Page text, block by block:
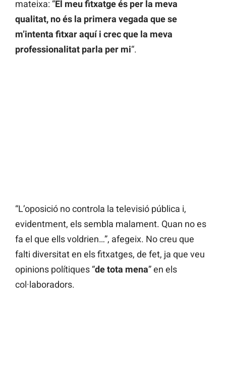
mateixa: “El meu fitxatge és per la meva
qualitat, no és la primera vegada que se
m’intenta fitxar aquí i crec que la meva
professionalitat parla per mi“.
“L’oposició no controla la televisió pública i,
evidentment, els sembla malament. Quan no es
fa el que ells voldrien…”, afegeix. No creu que
falti diversitat en els fitxatges, de fet, ja que veu
opinions polítiques “de tota mena” en els
col·laboradors.